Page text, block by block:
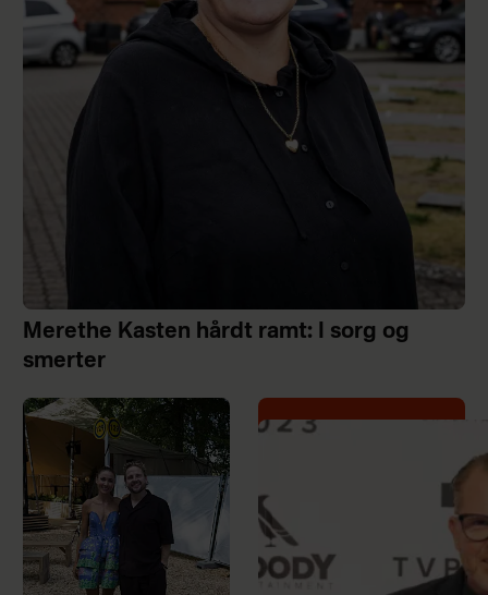
Merethe Kasten hårdt ramt: I sorg og
smerter